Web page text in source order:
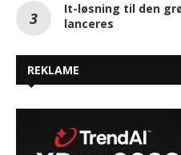
It-løsning til den
lanceres
REKLAME